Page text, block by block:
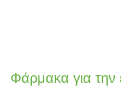
Φάρμακα για την